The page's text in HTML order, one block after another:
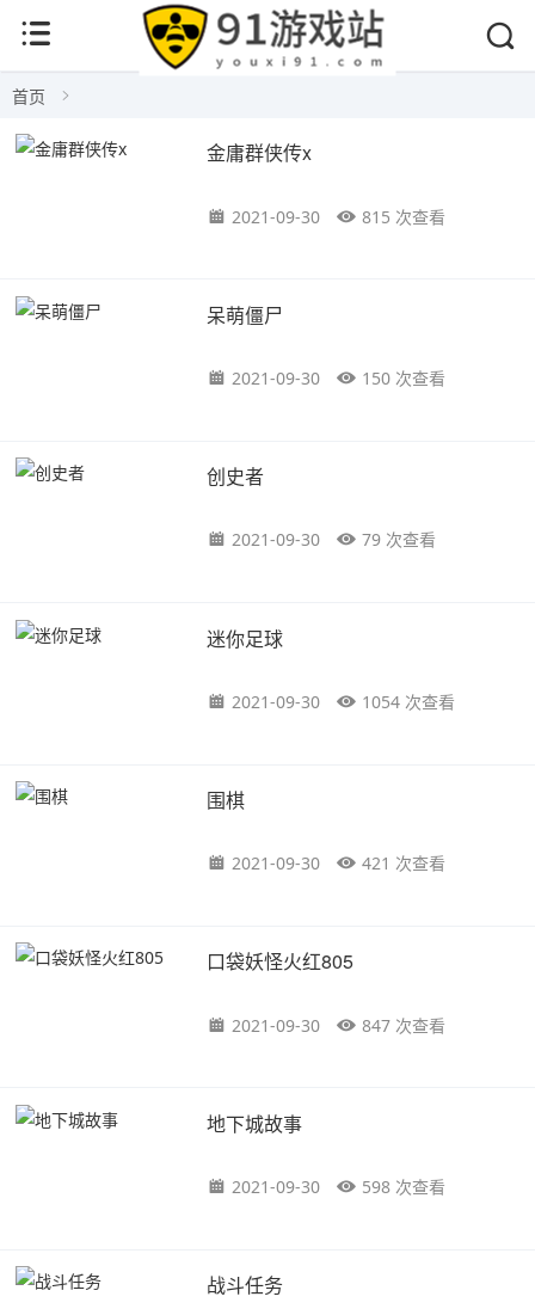
首页
金庸群侠传x
2021-09-30 815 次查看
呆萌僵尸
2021-09-30 150 次查看
创史者
2021-09-30 79 次查看
迷你足球
2021-09-30 1054 次查看
围棋
2021-09-30 421 次查看
口袋妖怪火红805
2021-09-30 847 次查看
地下城故事
2021-09-30 598 次查看
战斗任务